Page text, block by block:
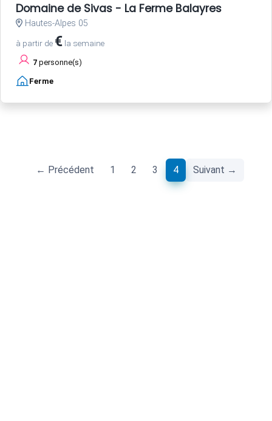
Domaine de Sivas - La Ferme Balayres
Hautes-Alpes 05
à partir de € la semaine
7 personne(s)
Ferme
← Précédent 1 2 3 4(current)
Suivant →